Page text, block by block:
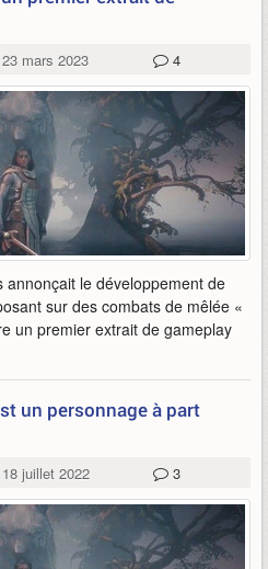
23 mars 2023 4
annonçait le développement de
sur des combats de mêlée «
un premier extrait de gameplay
un personnage à part
18 juillet 2022 3